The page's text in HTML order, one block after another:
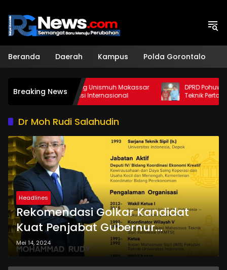
konten
Beranda Daerah Kampus Polda Gorontalo
Breaking News
Unigo Gandeng Unismuh Makassar
Publikasi Internasional
DPRD Pohuwato
Teknik
Dr Moh Rudi Salahudin
Headlines
Rekomendasi Golkar Kandidat
Kuat Penjabat Gubernur
Gorontalo
Mei 14, 2024